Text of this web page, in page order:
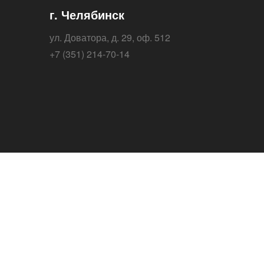
г. Челябинск
ул. Доватора, д. 29, оф. 512
+7 (351) 214-70-14